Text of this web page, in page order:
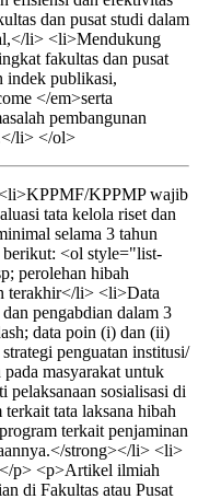
dan pusat studi dalam
li> <li>Mendukung
fakultas dan pusat
indek publikasi,
</em>serta
pembangunan
li> </ol>
KPPMP wajib
tata kelola riset dan
selama 3 tahun
berikut: <ol style="list-
perolehan hibah
terakhir</li> <li>Data
pengabdian dalam 3
data poin (i) dan (ii)
penguatan institusi/
masyarakat untuk
sosialisasi di
tata laksana hibah
terkait penjaminan
strong></li> <li>
p> <p>Artikel ilmiah
di Fakultas atau Pusat